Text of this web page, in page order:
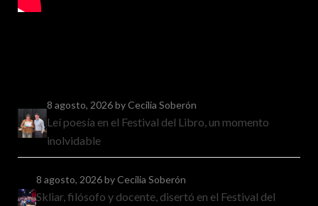
8 agosto, 2026by Cecilia Soberón
Leí poesía en el Festival del Libro, un momento
inolvidable
8 agosto, 2026by Cecilia Soberón
Skliar, filósofo y docente, disertó en el Festival del